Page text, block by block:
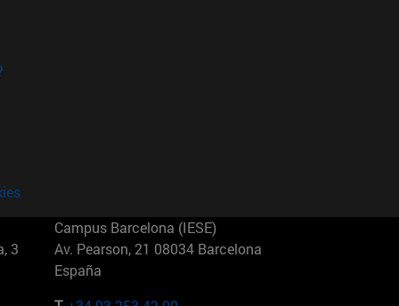
3
Campus Barcelona (IESE)
Av. Pearson, 21 08034 Barcelona
España